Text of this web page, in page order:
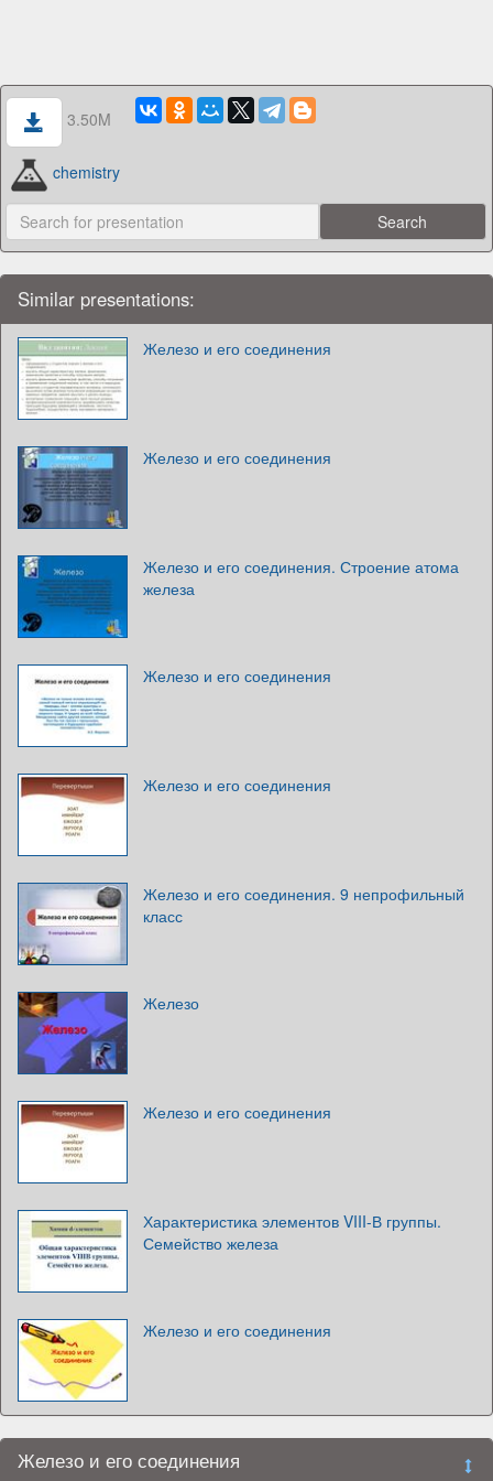
3.50M
chemistry
Similar presentations:
Железо и его соединения
Железо и его соединения
Железо и его соединения. Строение атома
железа
Железо и его соединения
Железо и его соединения
Железо и его соединения. 9 непрофильный
класс
Железо
Железо и его соединения
Характеристика элементов VIII-В группы.
Семейство железа
Железо и его соединения
Железо и его соединения